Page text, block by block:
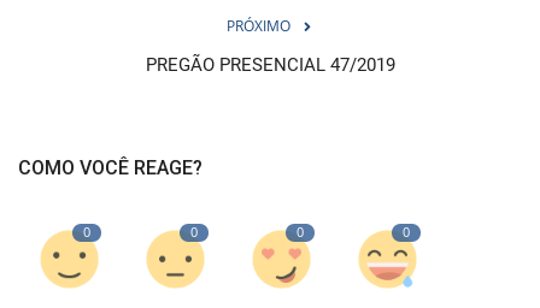
PRÓXIMO
PREGÃO PRESENCIAL 47/2019
COMO VOCÊ REAGE?
0 0 0 0